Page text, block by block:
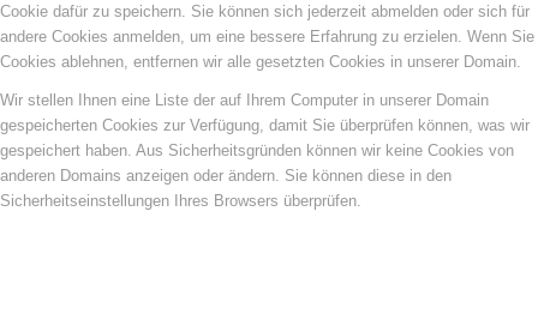
Cookie dafür zu speichern. Sie können sich jederzeit abmelden oder sich für
andere Cookies anmelden, um eine bessere Erfahrung zu erzielen. Wenn Sie
Cookies ablehnen, entfernen wir alle gesetzten Cookies in unserer Domain.
Wir stellen Ihnen eine Liste der auf Ihrem Computer in unserer Domain
gespeicherten Cookies zur Verfügung, damit Sie überprüfen können, was wir
gespeichert haben. Aus Sicherheitsgründen können wir keine Cookies von
anderen Domains anzeigen oder ändern. Sie können diese in den
Sicherheitseinstellungen Ihres Browsers überprüfen.